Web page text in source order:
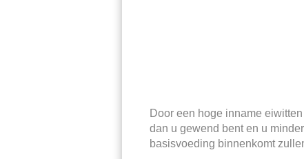
Door een hoge inname
dan u gewend bent en u
basisvoeding binnenkomt